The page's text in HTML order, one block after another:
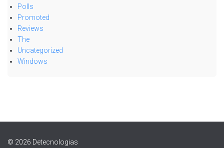
Polls
Promoted
Reviews
The
Uncategorized
Windows
© 2026 Detecnologias